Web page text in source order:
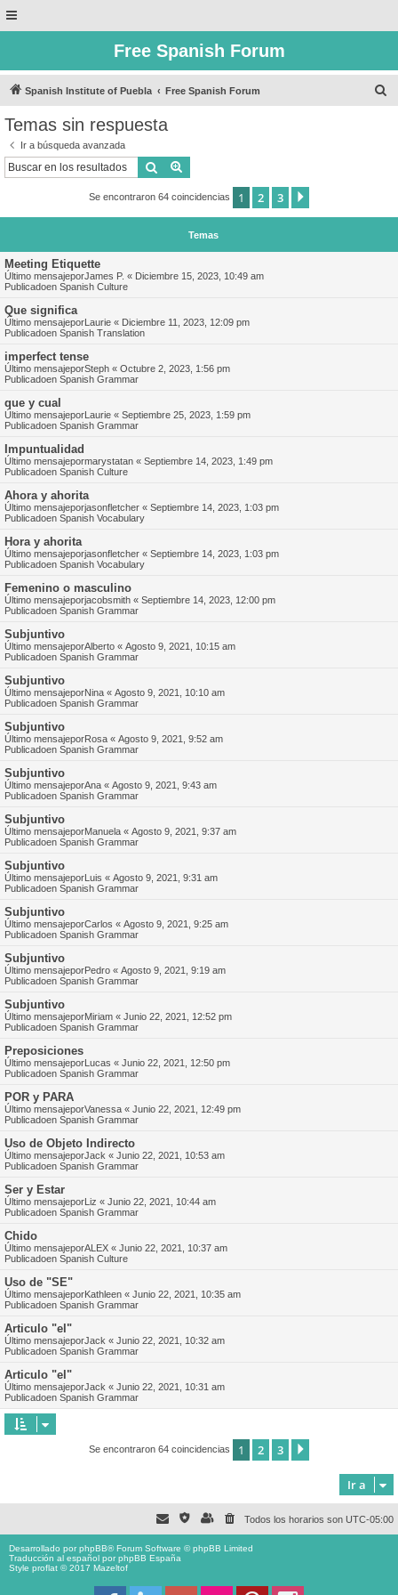
Free Spanish Forum
Spanish Institute of Puebla Free Spanish Forum
Temas sin respuesta
Ir a búsqueda avanzada
Buscar
Se encontraron 64 coincidencias 1 2 3
Temas
Meeting Etiquette
Último mensajeporJames P. « Diciembre 15, 2023, 10:49 am
Publicadoen Spanish Culture
Que significa
Último mensajeporLaurie « Diciembre 11, 2023, 12:09 pm
Publicadoen Spanish Translation
imperfect tense
Último mensajeporSteph « Octubre 2, 2023, 1:56 pm
Publicadoen Spanish Grammar
que y cual
Último mensajeporLaurie « Septiembre 25, 2023, 1:59 pm
Publicadoen Spanish Grammar
Impuntualidad
Último mensajepormarystatan « Septiembre 14, 2023, 1:49 pm
Publicadoen Spanish Culture
Ahora y ahorita
Último mensajeporjasonfletcher « Septiembre 14, 2023, 1:03 pm
Publicadoen Spanish Vocabulary
Hora y ahorita
Último mensajeporjasonfletcher « Septiembre 14, 2023, 1:03 pm
Publicadoen Spanish Vocabulary
Femenino o masculino
Último mensajeporjacobsmith « Septiembre 14, 2023, 12:00 pm
Publicadoen Spanish Grammar
Subjuntivo
Último mensajeporAlberto « Agosto 9, 2021, 10:15 am
Publicadoen Spanish Grammar
Subjuntivo
Último mensajeporNina « Agosto 9, 2021, 10:10 am
Publicadoen Spanish Grammar
Subjuntivo
Último mensajeporRosa « Agosto 9, 2021, 9:52 am
Publicadoen Spanish Grammar
Subjuntivo
Último mensajeporAna « Agosto 9, 2021, 9:43 am
Publicadoen Spanish Grammar
Subjuntivo
Último mensajeporManuela « Agosto 9, 2021, 9:37 am
Publicadoen Spanish Grammar
Subjuntivo
Último mensajeporLuis « Agosto 9, 2021, 9:31 am
Publicadoen Spanish Grammar
Subjuntivo
Último mensajeporCarlos « Agosto 9, 2021, 9:25 am
Publicadoen Spanish Grammar
Subjuntivo
Último mensajeporPedro « Agosto 9, 2021, 9:19 am
Publicadoen Spanish Grammar
Subjuntivo
Último mensajeporMiriam « Junio 22, 2021, 12:52 pm
Publicadoen Spanish Grammar
Preposiciones
Último mensajeporLucas « Junio 22, 2021, 12:50 pm
Publicadoen Spanish Grammar
POR y PARA
Último mensajeporVanessa « Junio 22, 2021, 12:49 pm
Publicadoen Spanish Grammar
Uso de Objeto Indirecto
Último mensajeporJack « Junio 22, 2021, 10:53 am
Publicadoen Spanish Grammar
Ser y Estar
Último mensajeporLiz « Junio 22, 2021, 10:44 am
Publicadoen Spanish Grammar
Chido
Último mensajeporALEX « Junio 22, 2021, 10:37 am
Publicadoen Spanish Culture
Uso de "SE"
Último mensajeporKathleen « Junio 22, 2021, 10:35 am
Publicadoen Spanish Grammar
Articulo "el"
Último mensajeporJack « Junio 22, 2021, 10:32 am
Publicadoen Spanish Grammar
Articulo "el"
Último mensajeporJack « Junio 22, 2021, 10:31 am
Publicadoen Spanish Grammar
Se encontraron 64 coincidencias 1 2 3
Ir a
Todos los horarios son UTC-05:00
Desarrollado porphpBB® Forum Software © phpBB Limited
Traducción al español porphpBB España
Style proflat © 2017 Mazeltof